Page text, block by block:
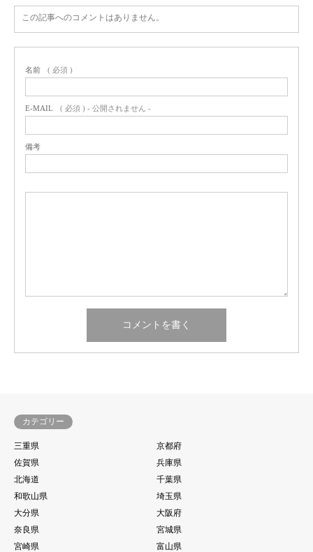
この記事へのコメントはありません。
名前 ( 必須 )
E-MAIL ( 必須 ) - 公開されません -
備考
カテゴリー
三重県
京都府
佐賀県
兵庫県
北海道
千葉県
和歌山県
埼玉県
大分県
大阪府
奈良県
宮城県
宮崎県
富山県